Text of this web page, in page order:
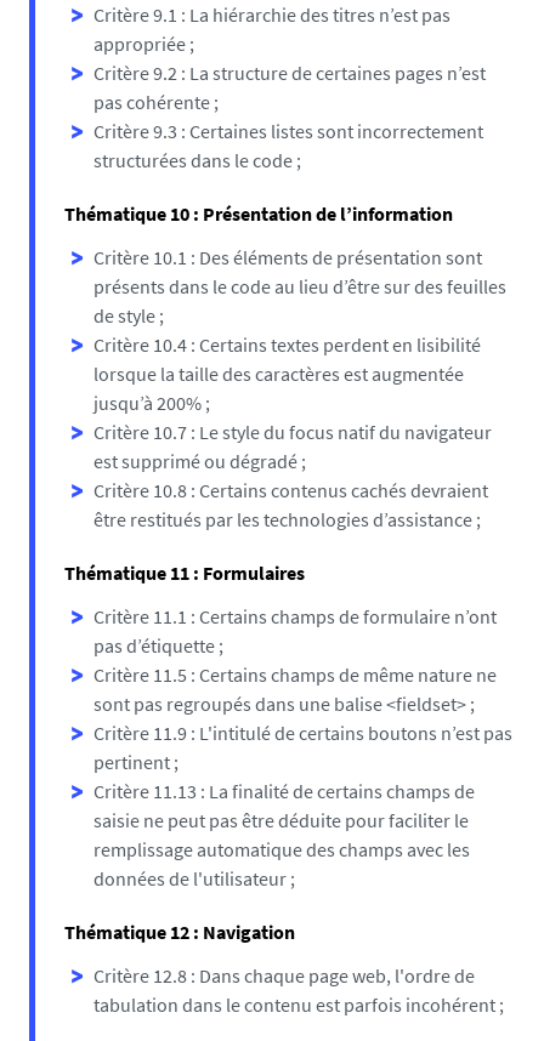
Critère 9.1 : La hiérarchie des titres n’est pas
appropriée ;
Critère 9.2 : La structure de certaines pages n’est
pas cohérente ;
Critère 9.3 : Certaines listes sont incorrectement
structurées dans le code ;
Thématique 10 : Présentation de l’information
Critère 10.1 : Des éléments de présentation sont
présents dans le code au lieu d’être sur des feuilles
de style ;
Critère 10.4 : Certains textes perdent en lisibilité
lorsque la taille des caractères est augmentée
jusqu’à 200% ;
Critère 10.7 : Le style du focus natif du navigateur
est supprimé ou dégradé ;
Critère 10.8 : Certains contenus cachés devraient
être restitués par les technologies d’assistance ;
Thématique 11 : Formulaires
Critère 11.1 : Certains champs de formulaire n’ont
pas d’étiquette ;
Critère 11.5 : Certains champs de même nature ne
sont pas regroupés dans une balise <fieldset> ;
Critère 11.9 : L'intitulé de certains boutons n’est pas
pertinent ;
Critère 11.13 : La finalité de certains champs de
saisie ne peut pas être déduite pour faciliter le
remplissage automatique des champs avec les
données de l'utilisateur ;
Thématique 12 : Navigation
Critère 12.8 : Dans chaque page web, l'ordre de
tabulation dans le contenu est parfois incohérent ;